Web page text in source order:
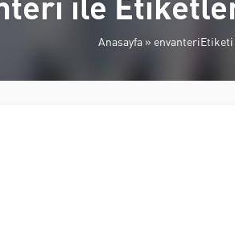
Anasayfa » envanteriEtiketi